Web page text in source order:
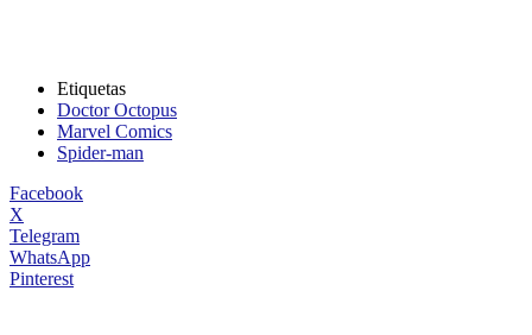
Etiquetas
Doctor Octopus
Marvel Comics
Spider-man
Facebook
X
Telegram
WhatsApp
Pinterest